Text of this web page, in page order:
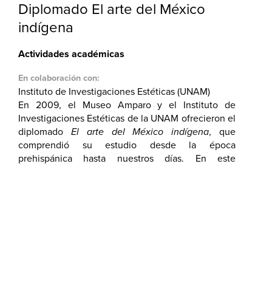
Diplomado El arte del México
indígena
Actividades académicas
En colaboración con:
Instituto de Investigaciones Estéticas (UNAM)
En 2009, el Museo Amparo y el Instituto de
Investigaciones Estéticas de la UNAM ofrecieron el
diplomado El arte del México indígena, que
comprendió su estudio desde la época
prehispánica hasta nuestros días. En este